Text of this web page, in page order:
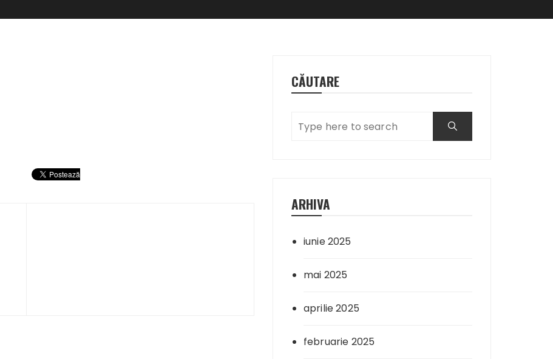
CĂUTARE
ARHIVA
iunie 2025
mai 2025
aprilie 2025
februarie 2025